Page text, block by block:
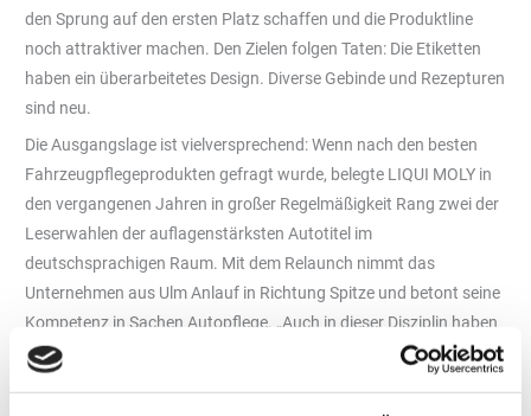
den Sprung auf den ersten Platz schaffen und die Produktline
noch attraktiver machen. Den Zielen folgen Taten: Die Etiketten
haben ein überarbeitetes Design. Diverse Gebinde und Rezepturen
sind neu.
Die Ausgangslage ist vielversprechend: Wenn nach den besten
Fahrzeugpflegeprodukten gefragt wurde, belegte LIQUI MOLY in
den vergangenen Jahren in großer Regelmäßigkeit Rang zwei der
Leserwahlen der auflagenstärksten Autotitel im
deutschsprachigen Raum. Mit dem Relaunch nimmt das
Unternehmen aus Ulm Anlauf in Richtung Spitze und betont seine
Kompetenz in Sachen Autopflege. „Auch in dieser Disziplin haben
wir uns einen Namen gemacht“, sagt Vertriebsleiter Günther